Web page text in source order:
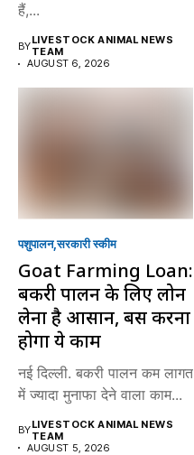
हैं,...
BYLIVESTOCK ANIMAL NEWS
TEAM
AUGUST 6, 2026
पशुपालन सरकारी स्की‍म
Goat Farming Loan:
बकरी पालन के लिए लोन
लेना है आसान, बस करना
होगा ये काम
नई दिल्ली. बकरी पालन कम लागत
में ज्यादा मुनाफा देने वाला काम...
BYLIVESTOCK ANIMAL NEWS
TEAM
AUGUST 5, 2026